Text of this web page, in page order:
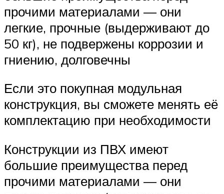
прочими материалами — они
легкие, прочные (выдерживают до
50 кг), не подвержены коррозии и
гниению, долговечны
Если это покупная модульная
конструкция, вы сможете менять её
комплектацию при необходимости
Конструкции из ПВХ имеют
большие преимущества перед
прочими материалами — они